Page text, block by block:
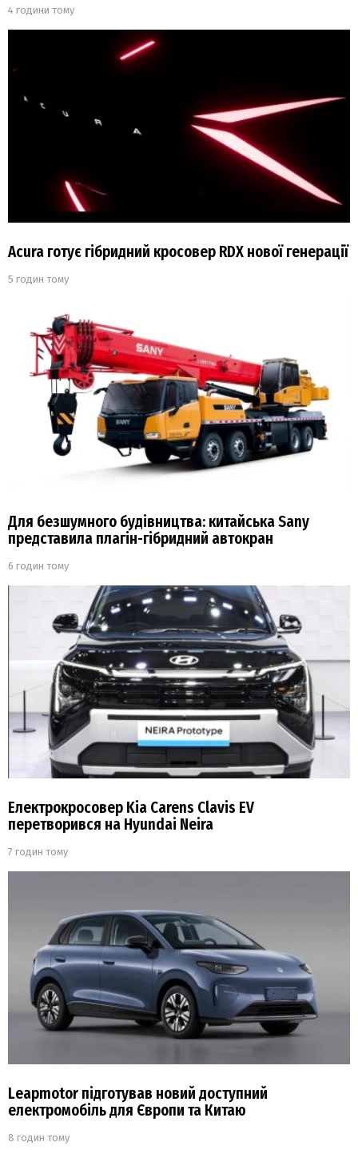
4 години тому
Acura готує гібридний кросовер RDX нової генерації
5 годин тому
Для безшумного будівництва: китайська Sany
представила плагін-гібридний автокран
6 годин тому
Електрокросовер Kia Carens Clavis EV
перетворився на Hyundai Neira
7 годин тому
Leapmotor підготував новий доступний
електромобіль для Європи та Китаю
8 годин тому